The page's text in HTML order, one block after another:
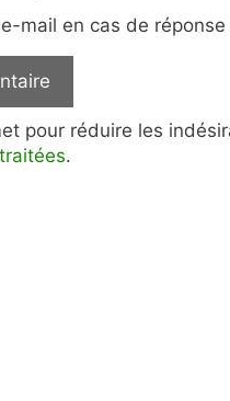
mail en cas de
pour réduire les
.